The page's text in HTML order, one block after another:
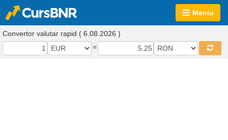
Meniu
Convertor valutar rapid ( 6.08.2026 )
=